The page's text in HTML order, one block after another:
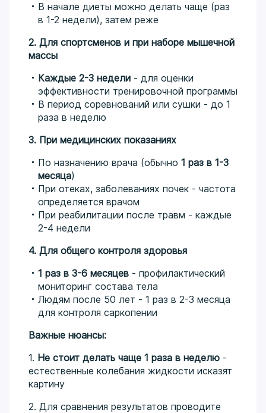
В начале диеты можно делать чаще (раз
в 1-2 недели), затем реже
2. Для спортсменов и при наборе мышечной
массы
Каждые 2-3 недели - для оценки
эффективности тренировочной программы
В период соревнований или сушки - до 1
раза в неделю
3. При медицинских показаниях
По назначению врача (обычно 1 раз в 1-3
месяца)
При отеках, заболеваниях почек - частота
определяется врачом
При реабилитации после травм - каждые
2-4 недели
4. Для общего контроля здоровья
1 раз в 3-6 месяцев - профилактический
мониторинг состава тела
Людям после 50 лет - 1 раз в 2-3 месяца
для контроля саркопении
Важные нюансы:
1. Не стоит делать чаще 1 раза в неделю -
естественные колебания жидкости исказят
картину
2. Для сравнения результатов проводите